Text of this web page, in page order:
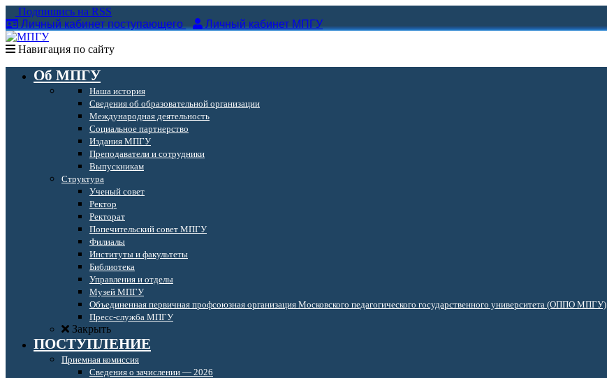
Подпишись на RSS
Личный кабинет поступающего
Личный кабинет МПГУ
Навигация по сайту
Об МПГУ
Наша история
Сведения об образовательной организации
Международная деятельность
Социальное партнерство
Издания МПГУ
Преподаватели и сотрудники
Выпускникам
Структура
Ученый совет
Ректор
Ректорат
Попечительский совет МПГУ
Филиалы
Институты и факультеты
Библиотека
Управления и отделы
Музей МПГУ
Объединенная первичная профсоюзная организация Московского педагогического государственного университета (ОППО МПГУ)
Пресс-служба МПГУ
Закрыть
ПОСТУПЛЕНИЕ
Приемная комиссия
Сведения о зачислении — 2026